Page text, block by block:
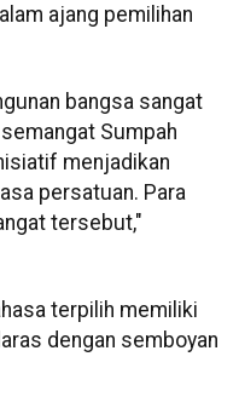
ajang pemilihan
bangsa sangat
Sumpah
menjadikan
persatuan. Para
tersebut,"
terpilih memiliki
dengan semboyan